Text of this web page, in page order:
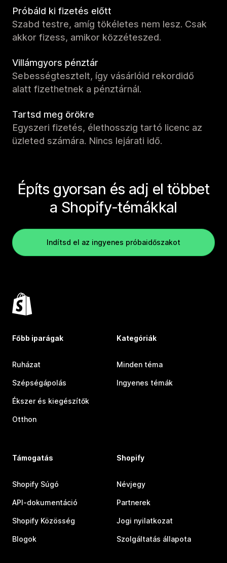
Próbáld ki fizetés előtt
Szabd testre, amíg tökéletes nem lesz. Csak
akkor fizess, amikor közzéteszed.
Villámgyors pénztár
Sebességtesztelt, így vásárlóid rekordidő
alatt fizethetnek a pénztárnál.
Tartsd meg örökre
Egyszeri fizetés, élethosszig tartó licenc az
üzleted számára. Nincs lejárati idő.
Építs gyorsan és adj el többet
a Shopify-témákkal
Indítsd el az ingyenes próbaidőszakot
Főbb iparágak
Ruházat
Szépségápolás
Ékszer és kiegészítők
Otthon
Kategóriák
Minden téma
Ingyenes témák
Támogatás
Shopify Súgó
API-dokumentáció
Shopify Közösség
Blogok
Shopify
Névjegy
Partnerek
Jogi nyilatkozat
Szolgáltatás állapota